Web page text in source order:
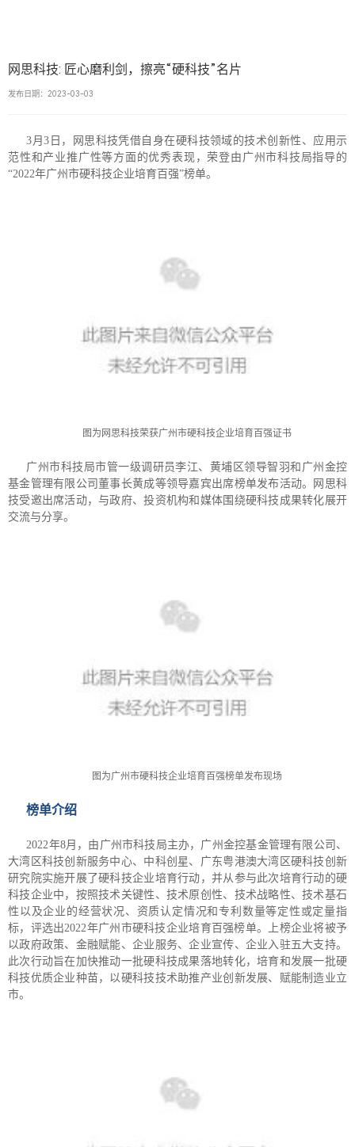
网思科技: 匠心磨利剑，擦亮“硬科技”名片
发布日期：2023-03-03
3月3日，网思科技凭借自身在硬科技领域的技术创新性、应用示
范性和产业推广性等方面的优秀表现，荣登由广州市科技局指导的
“2022年广州市硬科技企业培育百强”榜单。
图为网思科技荣获广州市硬科技企业培育百强证书
广州市科技局市管一级调研员李江、黄埔区领导智羽和广州金控
基金管理有限公司董事长黄成等领导嘉宾出席榜单发布活动。网思科
技受邀出席活动，与政府、投资机构和媒体围绕硬科技成果转化展开
交流与分享。
图为广州市硬科技企业培育百强榜单发布现场
榜单介绍
2022年8月，由广州市科技局主办，广州金控基金管理有限公司、
大湾区科技创新服务中心、中科创星、广东粤港澳大湾区硬科技创新
研究院实施开展了硬科技企业培育行动，并从参与此次培育行动的硬
科技企业中，按照技术关键性、技术原创性、技术战略性、技术基石
性以及企业的经营状况、资质认定情况和专利数量等定性或定量指
标，评选出2022年广州市硬科技企业培育百强榜单。上榜企业将被予
以政府政策、金融赋能、企业服务、企业宣传、企业入驻五大支持。
此次行动旨在加快推动一批硬科技成果落地转化，培育和发展一批硬
科技优质企业种苗，以硬科技技术助推产业创新发展、赋能制造业立
市。